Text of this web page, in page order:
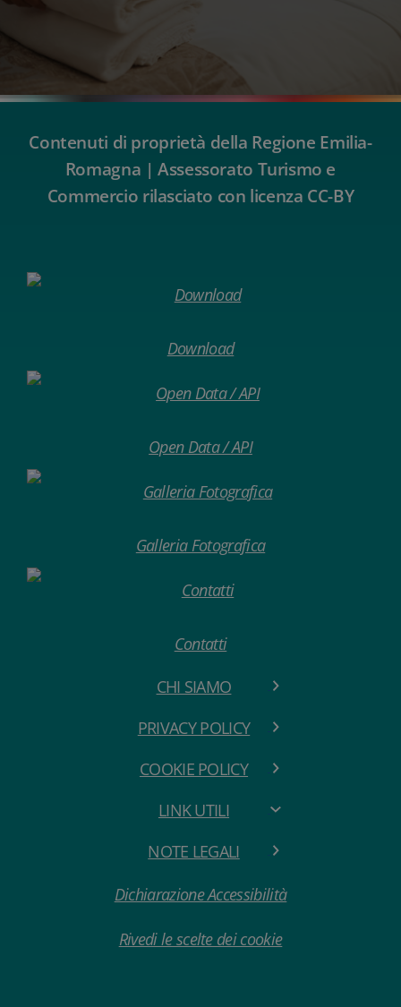
Contenuti di proprietà della Regione Emilia-
Romagna | Assessorato Turismo e
Commercio rilasciato con licenza CC-BY
Download
Open Data / API
Galleria Fotografica
Contatti
CHI SIAMO
PRIVACY POLICY
COOKIE POLICY
LINK UTILI
NOTE LEGALI
Dichiarazione Accessibilità
Rivedi le scelte dei cookie